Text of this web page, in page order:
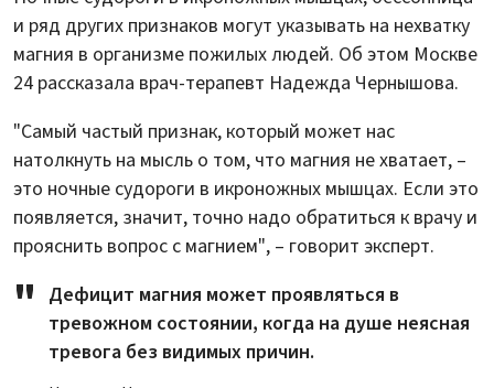
и ряд других признаков могут указывать на нехватку
магния в организме пожилых людей. Об этом Москве
24 рассказала врач-терапевт Надежда Чернышова.
"Самый частый признак, который может нас
натолкнуть на мысль о том, что магния не хватает, –
это ночные судороги в икроножных мышцах. Если это
появляется, значит, точно надо обратиться к врачу и
прояснить вопрос с магнием", – говорит эксперт.
Дефицит магния может проявляться в
тревожном состоянии, когда на душе неясная
тревога без видимых причин.